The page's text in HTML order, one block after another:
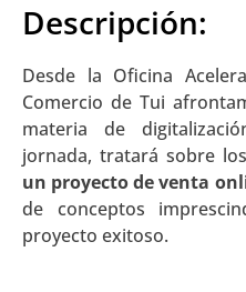
Descripción:
Desde la Oficina
Comercio de Tui
materia de
jornada, tratará sobre los
un proyecto de venta
de conceptos
proyecto exitoso.